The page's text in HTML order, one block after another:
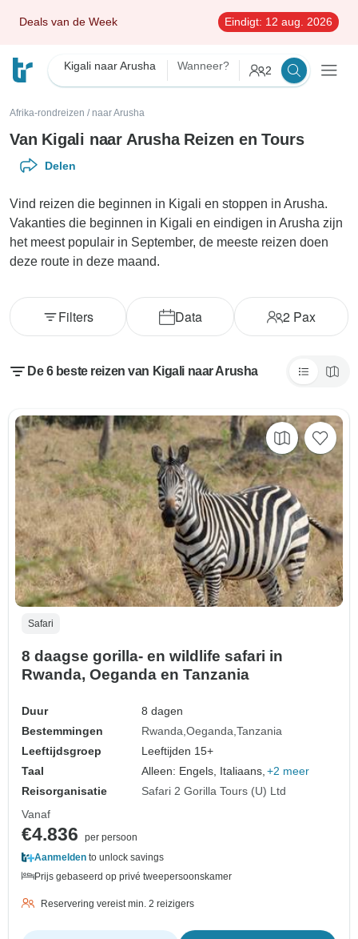
Deals van de Week Eindigt: 12 aug. 2026
Kigali naar Arusha Wanneer? 2
Afrika-rondreizen / naar Arusha
Van Kigali naar Arusha Reizen en Tours
Delen
Vind reizen die beginnen in Kigali en stoppen in Arusha.
Vakanties die beginnen in Kigali en eindigen in Arusha zijn
het meest populair in September, de meeste reizen doen
deze route in deze maand.
Data 2 Pax
Filters
De 6 beste reizen van Kigali naar Arusha
Safari
8 daagse gorilla- en wildlife safari in
Rwanda, Oeganda en Tanzania
Duur
8 dagen
Bestemmingen
Rwanda Oeganda Tanzania
Leeftijdsgroep
Leeftijden 15+
Taal
Alleen: Engels, Italiaans, +2 meer
Reisorganisatie
Safari 2 Gorilla Tours (U) Ltd
Vanaf
€4.836
per persoon
Aanmelden to unlock savings
Prijs gebaseerd op privé tweepersoonskamer
Reservering vereist min. 2 reizigers